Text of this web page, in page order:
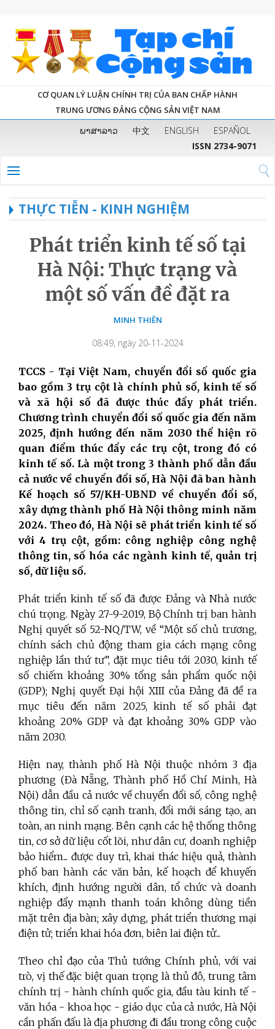
CƠ QUAN LÝ LUẬN CHÍNH TRỊ CỦA BAN CHẤP HÀNH
TRUNG ƯƠNG ĐẢNG CỘNG SẢN VIỆT NAM
ພາສາລາວ 中文 ENGLISH
ESPAÑOL
ISSN 2734-9071
THỰC TIỄN - KINH NGHIỆM
Phát triển kinh tế số tại
Hà Nội: Thực trạng và
một số vấn đề đặt ra
MINH THIÊN
08:49, ngày 20-11-2024
TCCS - Tại Việt Nam, chuyển đổi số quốc gia
bao gồm 3 trụ cột là chính phủ số, kinh tế số
và xã hội số đã được thúc đẩy phát triển.
Chương trình chuyển đổi số quốc gia đến năm
2025, định hướng đến năm 2030 thể hiện rõ
quan điểm thúc đẩy các trụ cột, trong đó có
kinh tế số. Là một trong 3 thành phố dẫn đầu
cả nước về chuyển đổi số, Hà Nội đãban hành
Kế hoạch số 57/KH-UBND về chuyển đổi số,
xây dựng thành phố Hà Nội thông minh năm
2024. Theo đó, Hà Nội sẽ phát triển kinh tế số
với 4 trụ cột, gồm: công nghiệp công nghệ
thông tin, số hóa các ngành kinh tế, quản trị
số, dữ liệu số.
Phát triển kinh tế số đã được Đảng và Nhà nước
chú trọng. Ngày 27-9-2019, Bộ Chính trị ban hành
Nghị quyết số 52-NQ/TW, về “Một số chủ trương,
chính sách chủ động tham gia cách mạng công
nghiệp lần thứ tư”, đặt mục tiêu tới 2030, kinh tế
số chiếm khoảng 30% tổng sản phẩm quốc nội
(GDP); Nghị quyết Đại hội XIII của Đảng đã đề ra
mục tiêu đến năm 2025, kinh tế số phải đạt
khoảng 20% GDP và đạt khoảng 30% GDP vào
năm 2030.
Hiện nay, thành phố Hà Nội thuộc nhóm 3 địa
phương (Đà Nẵng, Thành phố Hồ Chí Minh, Hà
Nội) dẫn đầu cả nước về chuyển đổi số, công nghệ
thông tin, chỉ số cạnh tranh, đổi mới sáng tạo, an
toàn, an ninh mạng. Bên cạnh các hệ thống thông
tin, cơ sở dữ liệu cốt lõi, như dân cư, doanh nghiệp
bảo hiểm... được duy trì, khai thác hiệu quả, thành
phố ban hành các văn bản, kế hoạch để khuyến
khích, định hướng người dân, tổ chức và doanh
nghiệp đẩy mạnh thanh toán không dùng tiền
mặt trên địa bàn; xây dựng, phát triển thương mại
điện tử; triển khai hóa đơn, biên lai điện tử...
Theo chỉ đạo của Thủ tướng Chính phủ, với vai
trò, vị thế đặc biệt quan trọng là thủ đô, trung tâm
chính trị - hành chính quốc gia, đầu tàu kinh tế -
văn hóa - khoa học - giáo dục của cả nước, Hà Nội
cần phấn đấu là địa phương đi đầu trong công cuộc